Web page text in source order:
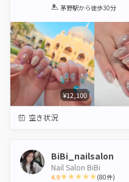
1 2 3 4 5
茅野駅から徒歩30分
¥12,100
空き状況
BiBi_nailsalon
Nail Salon BiBi
4.9 (80件)